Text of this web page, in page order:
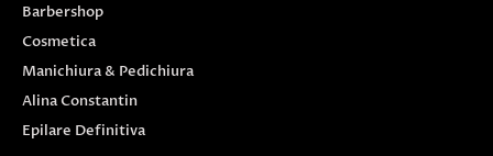
Barbershop
Cosmetica
Manichiura & Pedichiura
Alina Constantin
Epilare Definitiva